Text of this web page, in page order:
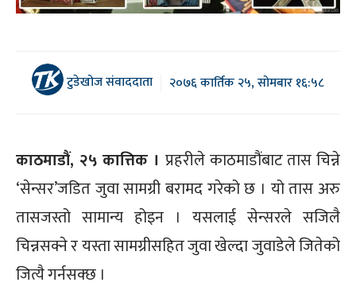
टुडेखोज संवाददाता २०७६ कार्तिक २५, सोमबार १६:५८
काठमाडौं, २५ कात्तिक । प्रहरीले काठमाडौंबाट तास चिन्ने
‘सेन्सर’जडित जुवा सामग्री बरामद गरेको छ । यो तास अरु
तासजस्तो सामान्य होइन । यसलाई सेन्सरले सजिलै
चिन्नसक्ने र यस्ता सामग्रीसहित जुवा खेल्दा जुवाडेले जितेको
जित्यै गर्नसक्छ ।